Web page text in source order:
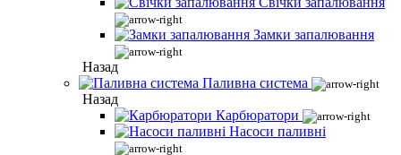
Замки запалювання
Назад
Паливна система
Назад
Карбюратори
Насоси паливні